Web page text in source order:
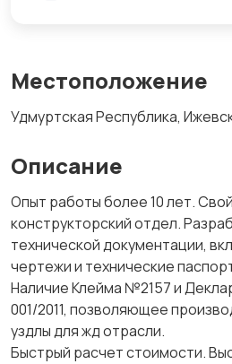
Местоположение
Удмуртская Республика,
Описание
Опыт работы более 10 лет.
конструкторский отдел.
технической документации,
чертежи и технические
Наличие Клейма №2157 и
001/2011, позволяющее
уздлы для жд отрасли.
Быстрый расчет стоимости.